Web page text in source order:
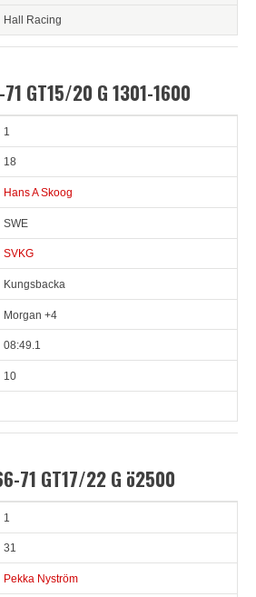
Hall Racing
GT15/20 G 1301-1600
1
18
Hans A Skoog
SWE
SVKG
Kungsbacka
Morgan +4
08:49.1
10
71 GT17/22 G ö2500
1
31
Pekka Nyström